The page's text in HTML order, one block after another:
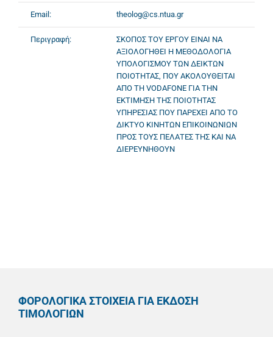
Email: theolog@cs.ntua.gr
Περιγραφή:
ΣΚΟΠΟΣ ΤΟΥ ΕΡΓΟΥ ΕΙΝΑΙ ΝΑ
ΑΞΙΟΛΟΓΗΘΕΙ Η ΜΕΘΟΔΟΛΟΓΙΑ
ΥΠΟΛΟΓΙΣΜΟΥ ΤΩΝ ΔΕΙΚΤΩΝ
ΠΟΙΟΤΗΤΑΣ, ΠΟΥ ΑΚΟΛΟΥΘΕΙΤΑΙ
ΑΠΟ ΤΗ VODAFONE ΓΙΑ ΤΗΝ
ΕΚΤΙΜΗΣΗ ΤΗΣ ΠΟΙΟΤΗΤΑΣ
ΥΠΗΡΕΣΙΑΣ ΠΟΥ ΠΑΡΕΧΕΙ ΑΠΟ ΤΟ
ΔΙΚΤΥΟ ΚΙΝΗΤΩΝ ΕΠΙΚΟΙΝΩΝΙΩΝ
ΠΡΟΣ ΤΟΥΣ ΠΕΛΑΤΕΣ ΤΗΣ ΚΑΙ ΝΑ
ΔΙΕΡΕΥΝΗΘΟΥΝ
ΦΟΡΟΛΟΓΙΚΑ ΣΤΟΙΧΕΙΑ ΓΙΑ ΕΚΔΟΣΗ
ΤΙΜΟΛΟΓΙΩΝ